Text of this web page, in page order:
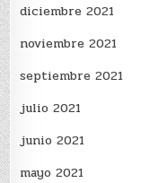
diciembre 2021
noviembre 2021
septiembre 2021
julio 2021
junio 2021
mayo 2021